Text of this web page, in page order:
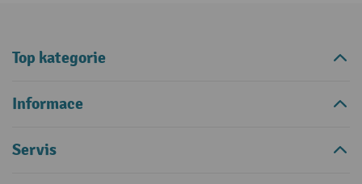
Top kategorie
Informace
Servis